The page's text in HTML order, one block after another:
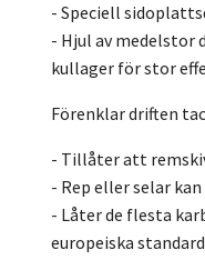
- Speciell
- Hjul av medelstor
kullager för stor
Förenklar driften
- Tillåter att
- Rep eller selar
- Låter de flesta
europeiska